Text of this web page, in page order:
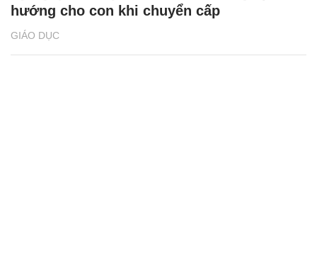
GIÁO DỤC
hướng cho con khi chuyển cấp